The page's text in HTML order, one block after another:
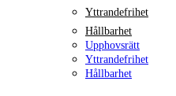
Yttrandefrihet
Hållbarhet
Upphovsrätt
Yttrandefrihet
Hållbarhet